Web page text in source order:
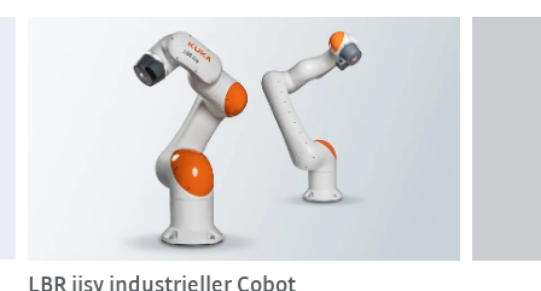
LBR iisy industrieller Cobot